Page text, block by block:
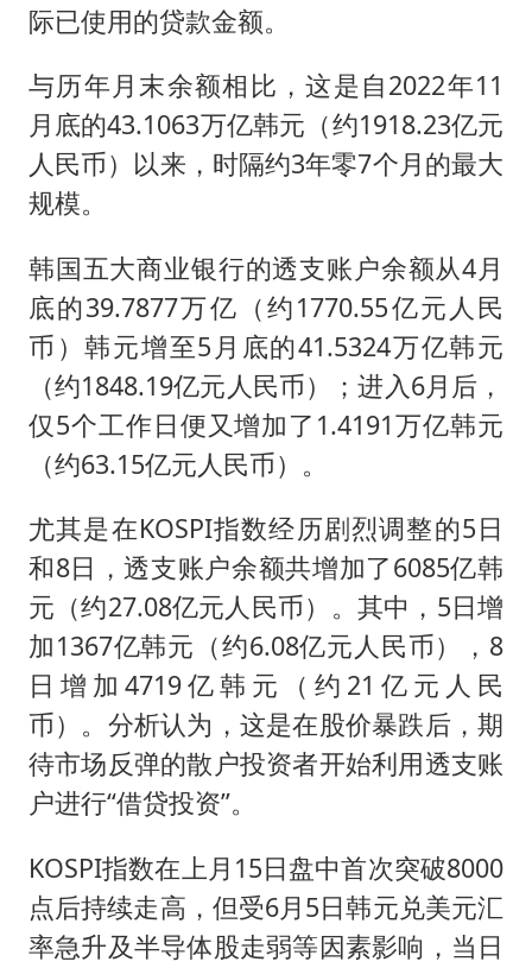
际已使用的贷款金额。
与历年月末余额相比，这是自2022年11
月底的43.1063万亿韩元（约1918.23亿元
人民币）以来，时隔约3年零7个月的最大
规模。
韩国五大商业银行的透支账户余额从4月
底的39.7877万亿（约1770.55亿元人民
币）韩元增至5月底的41.5324万亿韩元
（约1848.19亿元人民币）；进入6月后，
仅5个工作日便又增加了1.4191万亿韩元
（约63.15亿元人民币）。
尤其是在KOSPI指数经历剧烈调整的5日
和8日，透支账户余额共增加了6085亿韩
元（约27.08亿元人民币）。其中，5日增
加1367亿韩元（约6.08亿元人民币），8
日增加4719亿韩元（约21亿元人民
币）。分析认为，这是在股价暴跌后，期
待市场反弹的散户投资者开始利用透支账
户进行“借贷投资”。
KOSPI指数在上月15日盘中首次突破8000
点后持续走高，但受6月5日韩元兑美元汇
率急升及半导体股走弱等因素影响，当日